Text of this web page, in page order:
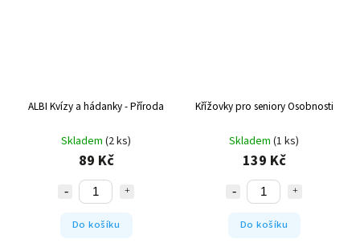
ALBI Kvízy a hádanky - Příroda
Skladem (2 ks)
89 Kč
Do košíku
Křížovky pro seniory Osobnosti
Skladem (1 ks)
139 Kč
Do košíku